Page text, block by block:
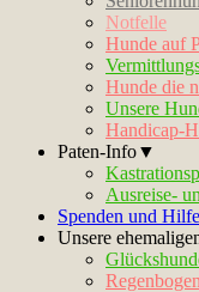
Notfelle
Hunde auf
Hunde die
Unsere
Handicap-
Paten-Info▼
Ausreise-
Spenden und Hilfe
Unsere